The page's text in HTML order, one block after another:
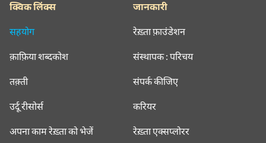
क्विक लिंक्स
सहयोग
क़ाफ़िया शब्दकोश
तक़्ती
उर्दू रीसोर्स
अपना काम रेख़्ता को भेजें
जानकारी
रेख़्ता फ़ाउंडेशन
संस्थापक : परिचय
संपर्क कीजिए
करियर
रेख़्ता एक्सप्लोरर